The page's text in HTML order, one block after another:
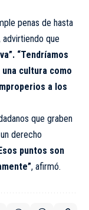
penas de hasta
que
“Tendríamos
cultura como
a los
que graben
derecho
puntos son
, afirmó.